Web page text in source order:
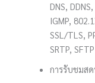
DNS,
IGMP,
SSL/TLS,
SRTP, SFTP
การรับชมส